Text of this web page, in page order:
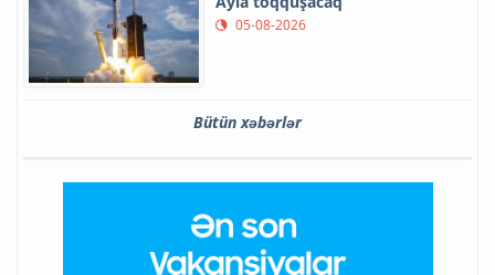
05-08-2026
Bütün xəbərlər